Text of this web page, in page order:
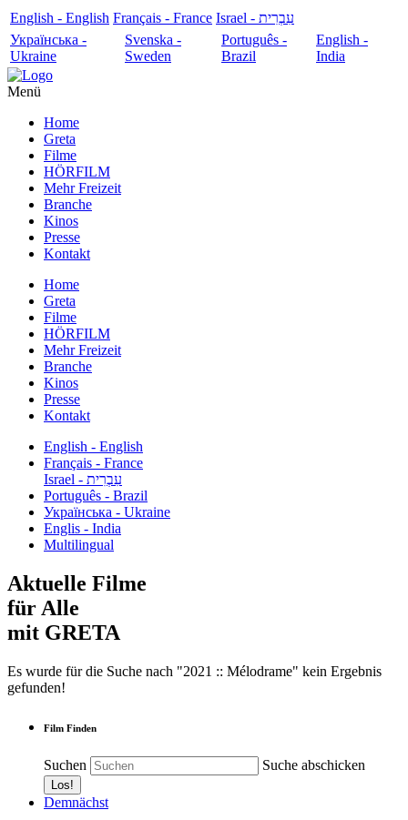
English - English Français - France
עִבְרִית - Israel
Українська -
Ukraine
Svenska -
Sweden
Português -
Brazil
English -
India
Menü
Home
Greta
Filme
HÖRFILM
Mehr Freizeit
Branche
Kinos
Presse
Kontakt
Home
Greta
Filme
HÖRFILM
Mehr Freizeit
Branche
Kinos
Presse
Kontakt
English - English
Français - France
עִבְרִית - Israel
Português - Brazil
Українська - Ukraine
Englis - India
Multilingual
Aktuelle Filme
für Alle
mit GRETA
Es wurde für die Suche nach "2021 :: Mélodrame" kein Ergebnis
gefunden!
Film Finden
Suchen Suche abschicken
Demnächst